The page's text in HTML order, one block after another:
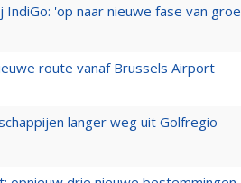
'op naar nieuwe fase van
route vanaf Brussels Airport
langer weg uit Golfregio